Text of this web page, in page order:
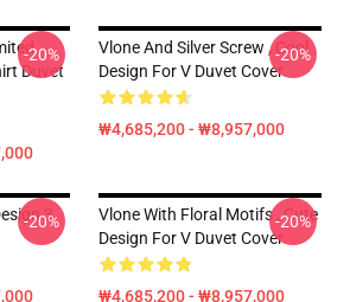
Duvet
-20%
Vlone And Silver Screw , Cool
Design For V Duvet Cover
₩4,685,200 - ₩8,957,000
-20%
3
-20%
Vlone With Floral Motifs , Cute
Design For V Duvet Cover
₩4,685,200 - ₩8,957,000
-20%